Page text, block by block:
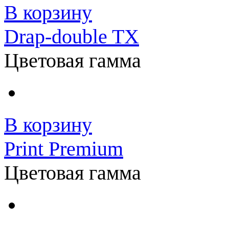
В корзину
Drap-double TX
Цветовая гамма
В корзину
Print Premium
Цветовая гамма